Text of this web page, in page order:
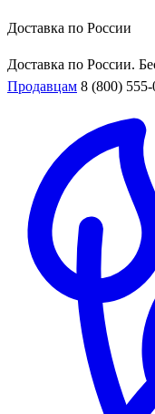
Доставка по России
Доставка по России.
Продавцам 8 (800)